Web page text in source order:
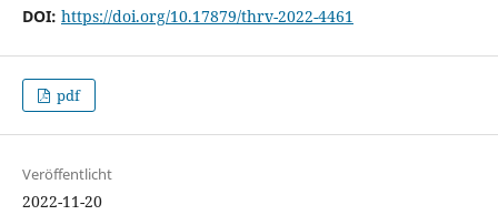
DOI: https://doi.org/10.17879/thrv-2022-4461
pdf
Veröffentlicht
2022-11-20